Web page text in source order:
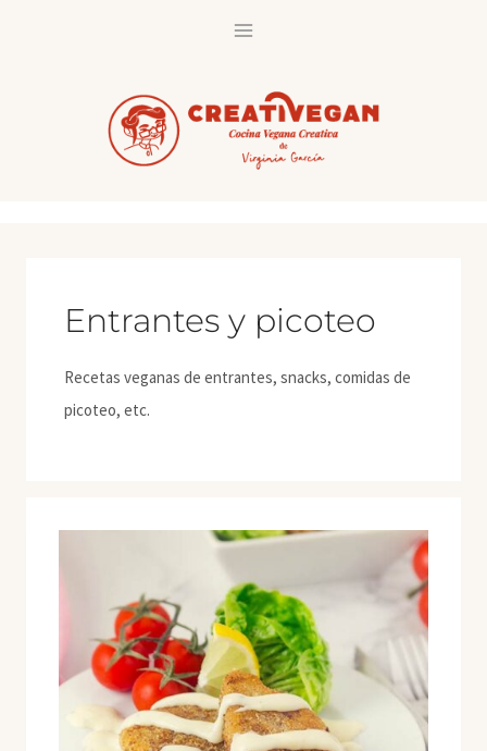
Entrantes y picoteo
Recetas veganas de entrantes, snacks, comidas de
picoteo, etc.